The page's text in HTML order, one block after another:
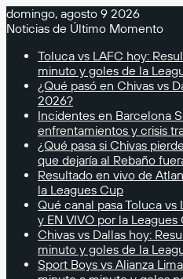
domingo, agosto 9 2026
Noticias de Último Momento
Toluca vs LAFC hoy:
minuto y goles de la
¿Qué pasó en Chivas vs
2026?
Incidentes en Barcelona
enfrentamientos y crisis
¿Qué pasa si Chivas
que dejaría al Rebaño
Resultado en vivo de
la Leagues Cup
Qué canal pasa Toluca vs
y EN VIVO por la
Chivas vs Dallas hoy:
minuto y goles de la
Sport Boys vs Alianza